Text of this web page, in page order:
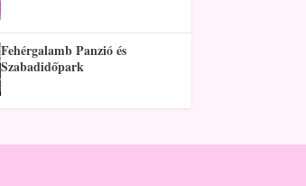
Fehérgalamb Panzió és
Szabadidőpark